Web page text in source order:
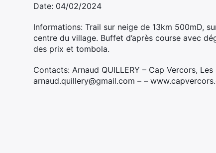
Date: 04/02/2024
Informations: Trail sur neige de 13km 500mD,
centre du village. Buffet d’après course avec
des prix et tombola.
Contacts: Arnaud QUILLERY – Cap Vercors,
arnaud.quillery@gmail.com – –